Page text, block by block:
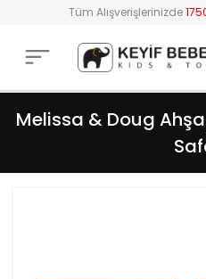
Tüm Alışverişlerinizde
Melissa & Doug